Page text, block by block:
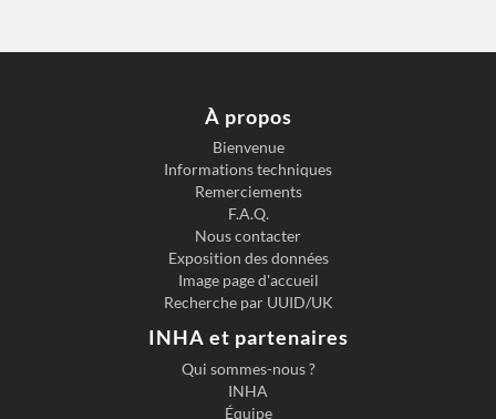
À propos
Bienvenue
Informations techniques
Remerciements
F.A.Q.
Nous contacter
Exposition des données
Image page d'accueil
Recherche par UUID/UK
INHA et partenaires
Qui sommes-nous ?
INHA
Équipe